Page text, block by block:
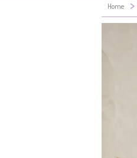
Home >